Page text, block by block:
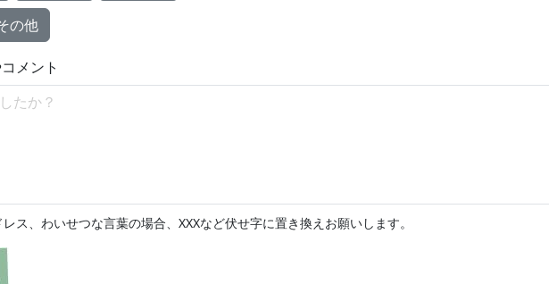
の他
メント
ス、わいせつな言葉の場合、XXXなど伏せ字に置き換えお願いします。